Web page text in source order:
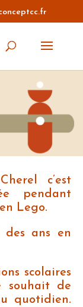
c’est
pendant
Lego.
ans en
scolaires
souhait de
quotidien.